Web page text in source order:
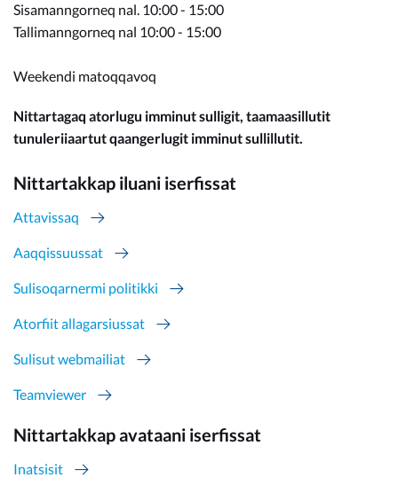
Sisamanngorneq nal. 10:00 - 15:00
Tallimanngorneq nal 10:00 - 15:00
Weekendi matoqqavoq
Nittartagaq atorlugu imminut sulligit, taamaasillutit
tunuleriiaartut qaangerlugit imminut sullillutit.
Nittartakkap iluani iserfissat
Attavissaq
Aaqqissuussat
Sulisoqarnermi politikki
Atorfiit allagarsiussat
Sulisut webmailiat
Teamviewer
Nittartakkap avataani iserfissat
Inatsisit